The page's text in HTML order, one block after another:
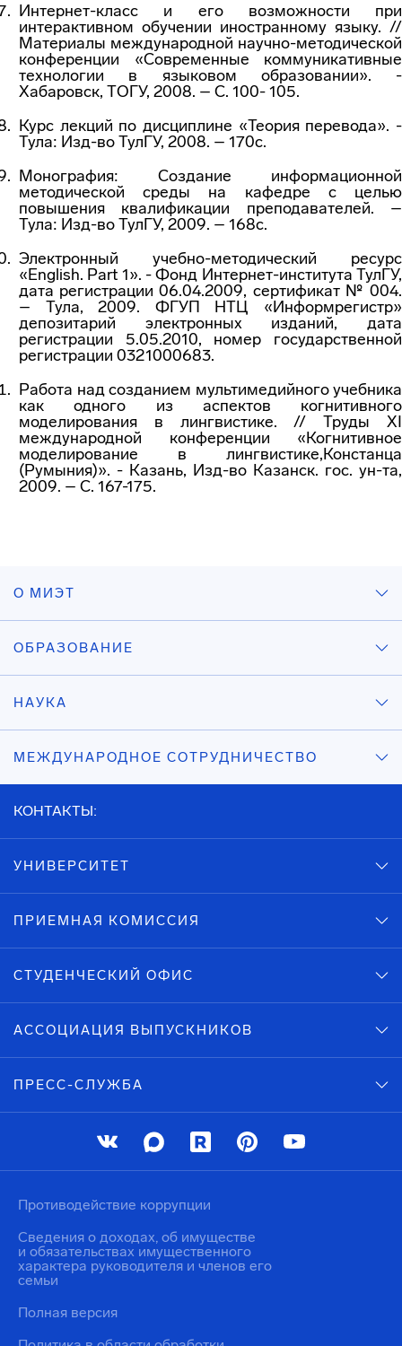
Интернет-класс и его возможности при
интерактивном обучении иностранному языку. //
Материалы международной научно-методической
конференции «Современные коммуникативные
технологии в языковом образовании». -
Хабаровск, ТОГУ, 2008. – С. 100- 105.
Курс лекций по дисциплине «Теория перевода». -
Тула: Изд-во ТулГУ, 2008. – 170с.
Монография: Создание информационной
методической среды на кафедре с целью
повышения квалификации преподавателей. –
Тула: Изд-во ТулГУ, 2009. – 168с.
Электронный учебно-методический ресурс
«English. Part 1». - Фонд Интернет-института ТулГУ,
дата регистрации 06.04.2009, сертификат № 004.
– Тула, 2009. ФГУП НТЦ «Информрегистр»
депозитарий электронных изданий, дата
регистрации 5.05.2010, номер государственной
регистрации 0321000683.
Работа над созданием мультимедийного учебника
как одного из аспектов когнитивного
моделирования в лингвистике. // Труды XI
международной конференции «Когнитивное
моделирование в лингвистике,Констанца
(Румыния)». - Казань, Изд-во Казанск. гос. ун-та,
2009. – С. 167-175.
О МИЭТ
ОБРАЗОВАНИЕ
НАУКА
МЕЖДУНАРОДНОЕ СОТРУДНИЧЕСТВО
КОНТАКТЫ:
УНИВЕРСИТЕТ
ПРИЕМНАЯ КОМИССИЯ
СТУДЕНЧЕСКИЙ ОФИС
АССОЦИАЦИЯ ВЫПУСКНИКОВ
ПРЕСС-СЛУЖБА
Противодействие коррупции
Сведения о доходах, об имуществе
и обязательствах имущественного
характера руководителя и членов его
семьи
Полная версия